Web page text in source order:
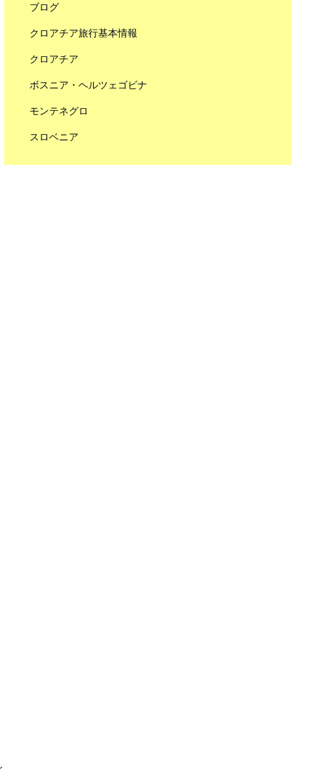
ブログ
クロアチア旅行基本情報
クロアチア
ボスニア・ヘルツェゴビナ
モンテネグロ
スロベニア